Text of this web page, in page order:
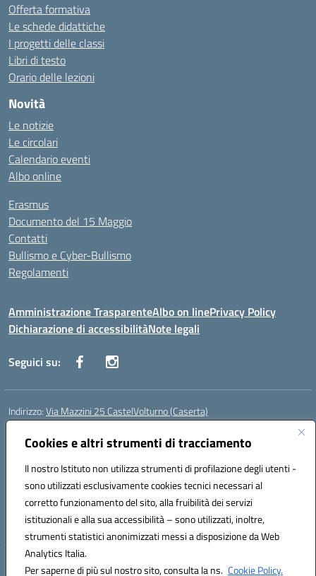
Cookies e altri strumenti di tracciamento
Il nostro Istituto non utilizza strumenti di profilazione degli utenti -
sono utilizzati esclusivamente cookies tecnici necessari al
corretto funzionamento del sito, alla fruibilità dei servizi
istituzionali e alla sua accessibilità – sono utilizzati, inoltre,
strumenti statistici anonimizzati messi a disposizione da Web
Analytics Italia.
Per saperne di più sul nostro sito, consulta la ns. Cookie Policy.
Offerta formativa
Le schede didattiche
I progetti delle classi
Libri di testo
Orario delle lezioni
Novità
Le notizie
Le circolari
Calendario eventi
Albo online
Erasmus
Documento del 15 Maggio
Contatti
Bullismo e Cyber-Bullismo
Regolamenti
Amministrazione TrasparenteAlbo on linePrivacy Policy
Dichiarazione di accessibilitàNote legali
Seguici su:
Indirizzo:Via Mazzini 25 CastelVolturno (Caserta)
Centralino:
Posta elettronica certificata (PEC):ceis014005@pec.istruzione.it
Codice fiscale: 93063510619
Codice meccanografico:CEIS014005
Codice Indice delle Pubbliche Amministrazioni (IPA): istsc_ceis014005
Codice unico di fatturazione (CUF): UOU8EW
Hosting & Powered by 3D Solution S.r.l.